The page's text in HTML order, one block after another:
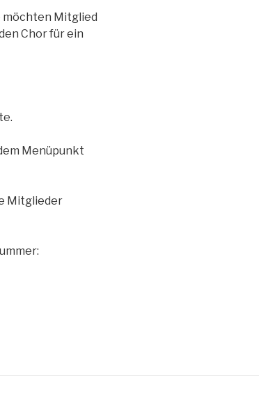
möchten Mitglied
Chor für ein
Menüpunkt
Mitglieder